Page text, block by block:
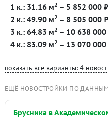
1 к.: 31.16 м2 – 5 852 000 ₽
2 к.: 49.90 м2 – 8 505 000 ₽
3 к.: 64.83 м2 – 10 638
4 к.: 83.09 м2 – 13 070
показать все варианты: 4
ЕЩЁ НОВОСТРОЙКИ ПО
Брусника в